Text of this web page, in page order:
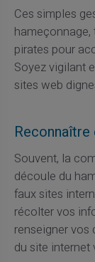
Ces simples
pirates pour
Soyez vigilant
sites web
Souvent, la
découle du
faux sites
récolter vos
renseigner vos
du site internet